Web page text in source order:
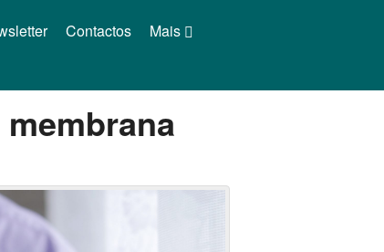
Mais
Contactos